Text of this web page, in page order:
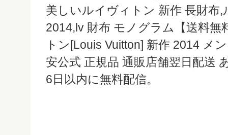
美しいルイヴィトン 新作 長財布
2014,lv 財布 モノグラム【送料無
トン[Louis Vuitton] 新作 2014 メ
安公式 正規品 通販店舗翌日配送
6日以内に無料配信。